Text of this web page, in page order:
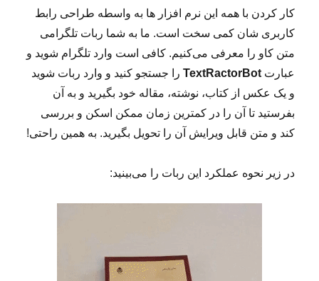
کار کردن با همه این نرم افزار ها به واسطه طراحی رابط
کاربری شان کمی سخت است. ما به شما ربات تلگرامی
متن کاو را معرفی می‌کنیم. کافی است وارد تلگرام شوید و
عبارتTextRactorBot را جستجو کنید و وارد ربات شوید
و یک عکس از کتاب، نوشته، مقاله خود بگیرید و به آن
بفرستید تا آن را در کمترین زمان ممکن اسکن و بررسی
کند و متن قابل ویرایش آن را تحویل بگیرید. به همین راحتی!
در زیر نحوه عملکرد این ربات را می‌بینید: